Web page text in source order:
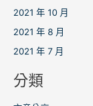
2021 年 10 月
2021 年 8 月
2021 年 7 月
分類